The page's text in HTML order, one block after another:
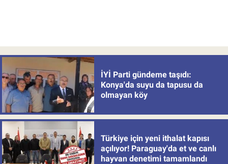
İYİ Parti gündeme taşıdı:
Konya'da suyu da tapusu da
olmayan köy
Türkiye için yeni ithalat kapısı
açılıyor! Paraguay'da et ve canlı
hayvan denetimi tamamlandı